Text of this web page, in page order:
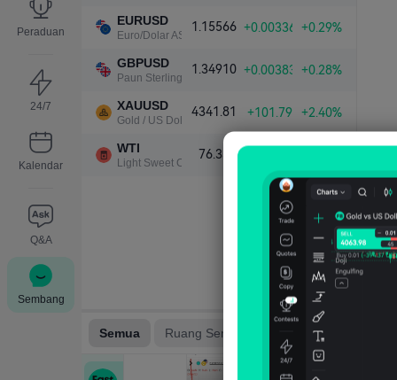
Peraduan
24/7
Kalendar
Q&A
Sembang
EURUSD
Euro/Dolar AS
1.15566 +0.00336 +0.29%
GBPUSD
Paun Sterling/Dolar AS
1.34910 +0.00383 +0.28%
XAUUSD
Gold / US Dollar
4341.81 +101.79 +2.40%
WTI
Light Sweet Crude Oil
76.339